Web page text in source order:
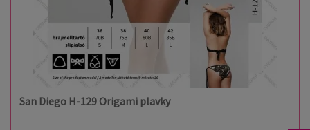
San Diego H-129 Origami plavky